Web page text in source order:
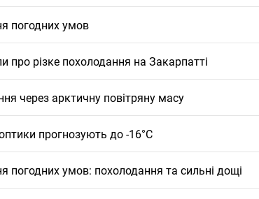
погодних умов
різке похолодання на Закарпатті
через арктичну повітряну масу
прогнозують до -16°C
погодних умов: похолодання та сильні дощі